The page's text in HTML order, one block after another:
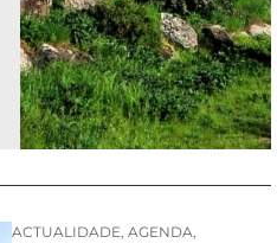
ACTUALIDADE, AGENDA,